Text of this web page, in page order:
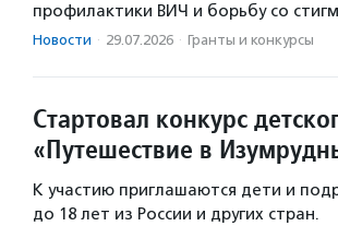
профилактики ВИЧ и борьбу со
Новости · 29.07.2026 · Гранты и конкурсы
Стартовал конкурс
«Путешествие в
К участию приглашаются дети и
до 18 лет из России и других стран.